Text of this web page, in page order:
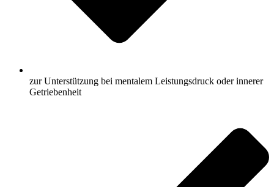
zur Unterstützung bei mentalem Leistungsdruck oder innerer
Getriebenheit